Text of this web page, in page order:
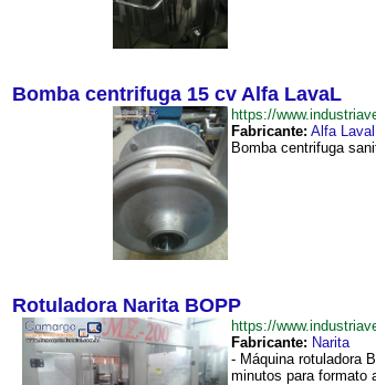
Bomba centrifuga 15 cv Alfa LavaL
https://
Fabricante: Alfa Laval
Bomba centrifuga
Rotuladora Narita BOPP
https://
Fabricante: Narita
- Máquina rotuladora
minutos para formato